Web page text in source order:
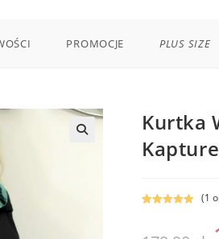
PROMOCJE PLUS SIZE
Kurtka
(1